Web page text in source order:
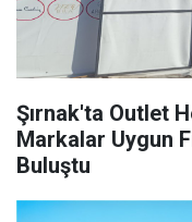
Şırnak'ta Outlet
Markalar Uygun
Buluştu